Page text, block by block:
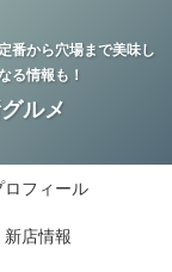
番から穴場まで美味し
る情報も！
ルメ
ロフィール
新店情報